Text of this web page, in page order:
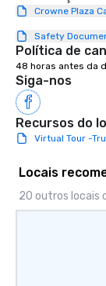
Crowne Plaza
Safety
Política de
48 horas antes da
Siga-nos
Recursos do
Virtual Tour -
Locais
20 outros locais